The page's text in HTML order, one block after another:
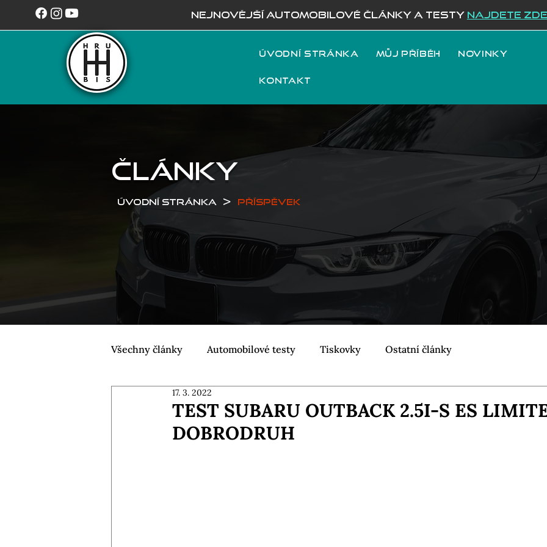
NEJNOVĚJŠÍ AUTOMOBILOVÉ ČLÁNKY A TESTY NAJDETE ZDE
Úvodní stránka Můj příběh Novinky
Kontakt
ČLÁNKY
Úvodní stránka > Příspěvek
Všechny články Automobilové testy Tiskovky Ostatní články
TEST SUBARU OUTBACK 2.5I-S ES
DOBRODRUH
17. 3. 2022